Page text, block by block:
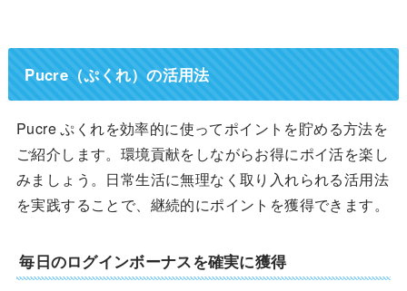
Pucre（ぷくれ）の活用法
Pucre ぷくれを効率的に使ってポイントを貯める方法を
ご紹介します。環境貢献をしながらお得にポイ活を楽し
みましょう。日常生活に無理なく取り入れられる活用法
を実践することで、継続的にポイントを獲得できます。
毎日のログインボーナスを確実に獲得